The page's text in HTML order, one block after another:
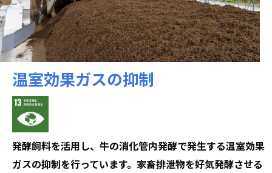
温室効果ガスの抑制
発酵飼料を活用し、牛の消化管内発酵で発生する温室効果
ガスの抑制を行っています。家畜排泄物を好気発酵させる